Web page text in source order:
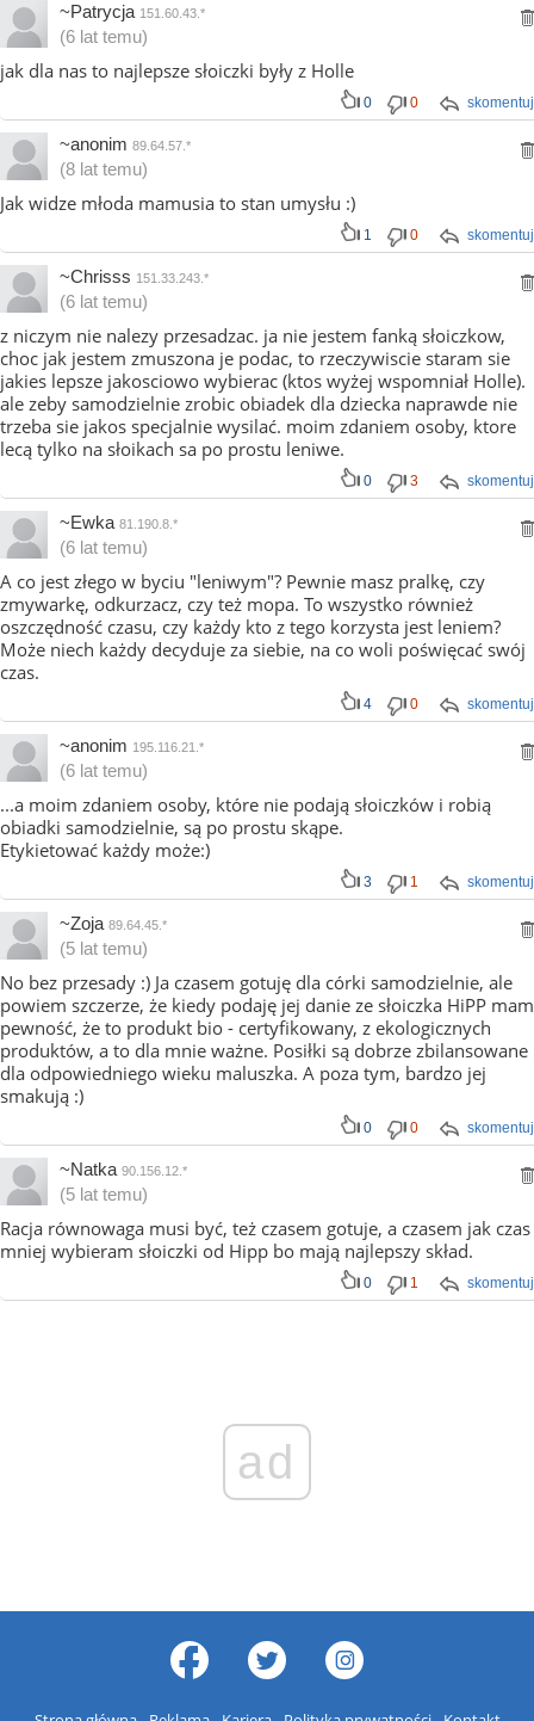
~Patrycja 151.60.43.*
(6 lat temu)
jak dla nas to najlepsze słoiczki były z Holle
skomentuj
0 0
~anonim 89.64.57.*
(8 lat temu)
Jak widze młoda mamusia to stan umysłu :)
skomentuj
1 0
~Chrisss 151.33.243.*
(6 lat temu)
z niczym nie nalezy przesadzac. ja nie jestem fanką słoiczkow,
choc jak jestem zmuszona je podac, to rzeczywiscie staram sie
jakies lepsze jakosciowo wybierac (ktos wyżej wspomniał Holle).
ale zeby samodzielnie zrobic obiadek dla dziecka naprawde nie
trzeba sie jakos specjalnie wysilać. moim zdaniem osoby, ktore
lecą tylko na słoikach sa po prostu leniwe.
skomentuj
0 3
~Ewka 81.190.8.*
(6 lat temu)
A co jest złego w byciu "leniwym"? Pewnie masz pralkę, czy
zmywarkę, odkurzacz, czy też mopa. To wszystko również
oszczędność czasu, czy każdy kto z tego korzysta jest leniem?
Może niech każdy decyduje za siebie, na co woli poświęcać swój
czas.
skomentuj
4 0
~anonim 195.116.21.*
(6 lat temu)
...a moim zdaniem osoby, które nie podają słoiczków i robią
obiadki samodzielnie, są po prostu skąpe.
Etykietować każdy może:)
skomentuj
3 1
~Zoja 89.64.45.*
(5 lat temu)
No bez przesady :) Ja czasem gotuję dla córki samodzielnie, ale
powiem szczerze, że kiedy podaję jej danie ze słoiczka HiPP mam
pewność, że to produkt bio - certyfikowany, z ekologicznych
produktów, a to dla mnie ważne. Posiłki są dobrze zbilansowane
dla odpowiedniego wieku maluszka. A poza tym, bardzo jej
smakują :)
skomentuj
0 0
~Natka 90.156.12.*
(5 lat temu)
Racja równowaga musi być, też czasem gotuje, a czasem jak czas
mniej wybieram słoiczki od Hipp bo mają najlepszy skład.
skomentuj
0 1
ad